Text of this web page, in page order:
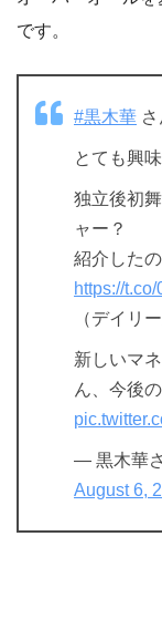
です。
#黒木華
とても興
独立後初
ャー？
紹介した
https://
（デイリ
新しいマ
ん、今後
— 黒木華
August 6,